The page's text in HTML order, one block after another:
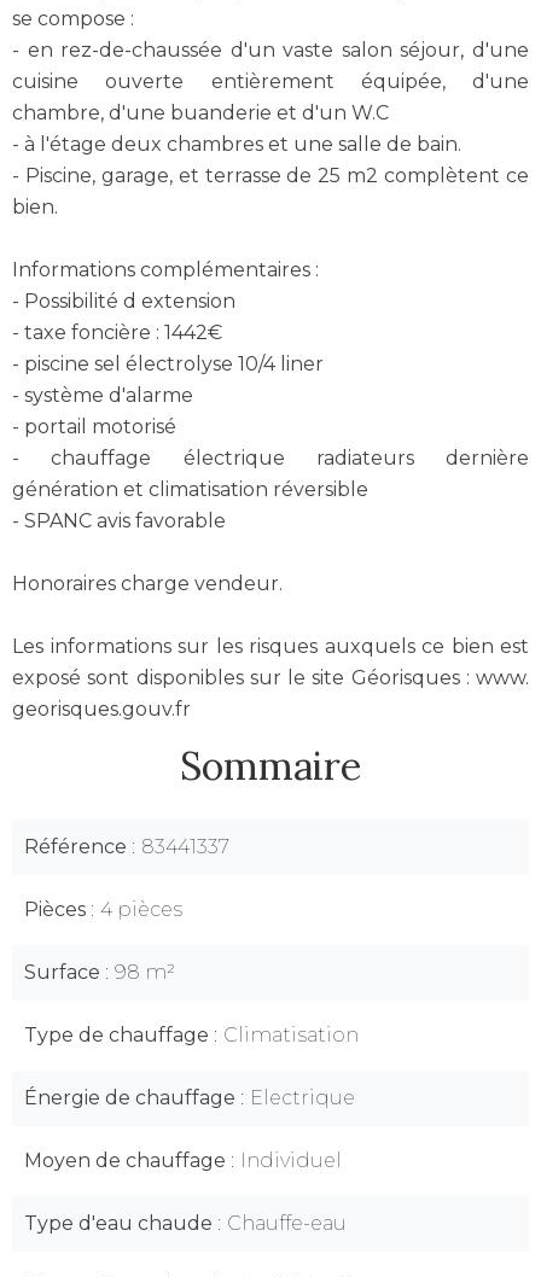
se compose :
- en rez-de-chaussée d'un vaste salon séjour, d'une
cuisine ouverte entièrement équipée, d'une
chambre, d'une buanderie et d'un W.C
- à l'étage deux chambres et une salle de bain.
- Piscine, garage, et terrasse de 25 m2 complètent ce
bien.
Informations complémentaires :
- Possibilité d extension
- taxe foncière : 1442€
- piscine sel électrolyse 10/4 liner
- système d'alarme
- portail motorisé
- chauffage électrique radiateurs dernière
génération et climatisation réversible
- SPANC avis favorable
Honoraires charge vendeur.
Les informations sur les risques auxquels ce bien est
exposé sont disponibles sur le site Géorisques : www.
georisques.gouv.fr
Sommaire
Référence 83441337
Pièces 4 pièces
Surface 98 m²
Type de chauffage Climatisation
Énergie de chauffage Electrique
Moyen de chauffage Individuel
Type d'eau chaude Chauffe-eau